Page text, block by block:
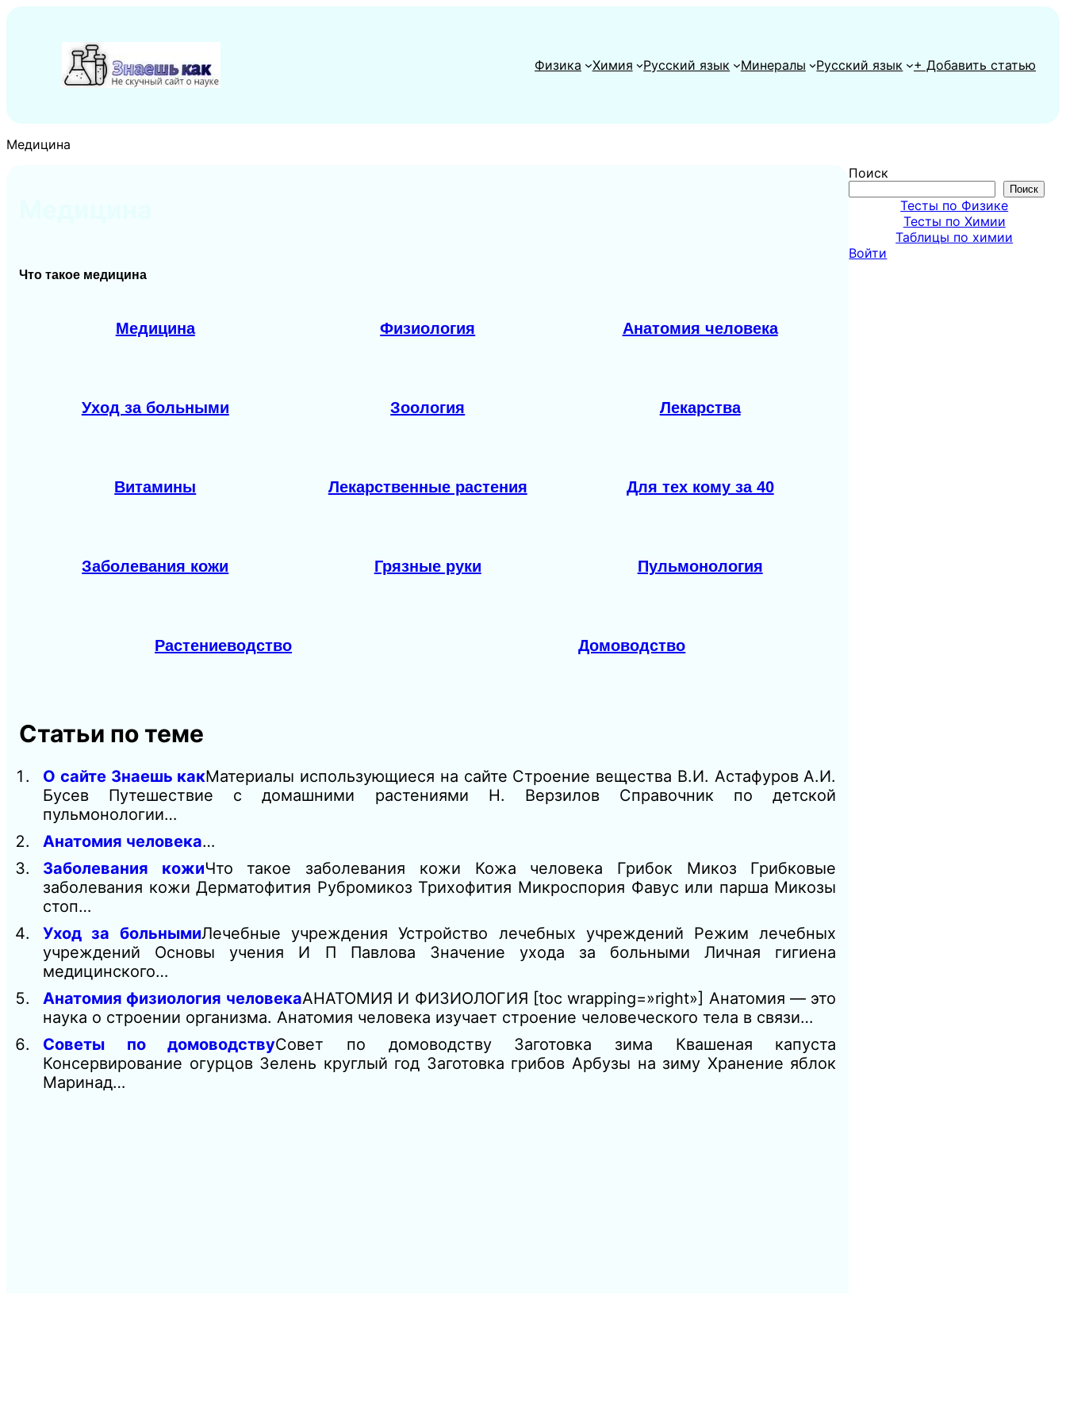
содержимому
Физика
Химия Русский язык Минералы Русский язык + Добавить статью
Медицина
Что такое медицина
Медицина Физиология Анатомия человека
Уход за больными Зоология Лекарства
Витамины Лекарственные растения Для тех кому за 40
Заболевания кожи Грязные руки Пульмонология
Растениеводство Домоводство
Статьи по теме
О сайте Знаешь какМатериалы использующиеся на сайте Строение вещества В.И. Астафуров А.И.
Бусев Путешествие с домашними растениями Н. Верзилов Справочник по детской
пульмонологии…
Анатомия человека…
Заболевания кожиЧто такое заболевания кожи Кожа человека Грибок Микоз Грибковые
заболевания кожи Дерматофития Рубромикоз Трихофития Микроспория Фавус или парша Микозы
стоп…
Уход за больнымиЛечебные учреждения Устройство лечебных учреждений Режим лечебных
учреждений Основы учения И П Павлова Значение ухода за больными Личная гигиена
медицинского…
Анатомия физиология человекаАНАТОМИЯ И ФИЗИОЛОГИЯ [toc wrapping=»right»] Анатомия — это
наука о строении организма. Анатомия человека изучает строение человеческого тела в связи…
Советы по домоводствуСовет по домоводству Заготовка зима Квашеная капуста
Консервирование огурцов Зелень круглый год Заготовка грибов Арбузы на зиму Хранение яблок
Маринад…
Поиск
Поиск
Тесты по Физике
Тесты по Химии
Таблицы по химии
Войти